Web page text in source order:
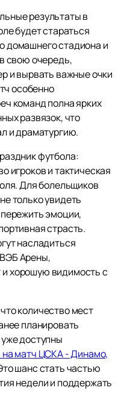
результаты в
будет стараться
домашнего стадиона и
свою очередь,
и вырвать важные очки
особенно
команд полна ярких
развязок, что
и драматургию.
футбола:
игроков и тактическая
Для болельщиков
только увидеть
эмоции,
страсть.
насладиться
Арены,
хорошую видимость с
количество мест
планировать
доступны
на матч ЦСКА - Динамо,
шанс стать частью
недели и поддержать